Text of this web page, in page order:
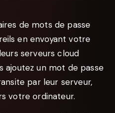
de mots de passe
en envoyant votre
serveurs cloud
ajoutez un mot de passe
par leur serveur,
votre ordinateur.